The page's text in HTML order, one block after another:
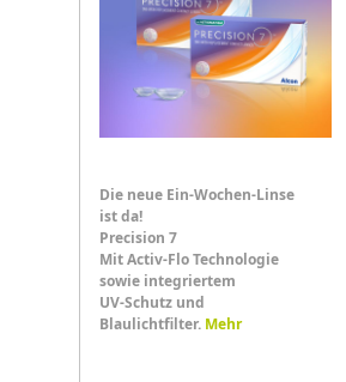
Die neue Ein-Wochen-Linse
ist da!
Precision 7
Mit Activ-Flo Technologie
sowie integriertem
UV-Schutz und
Blaulichtfilter. Mehr